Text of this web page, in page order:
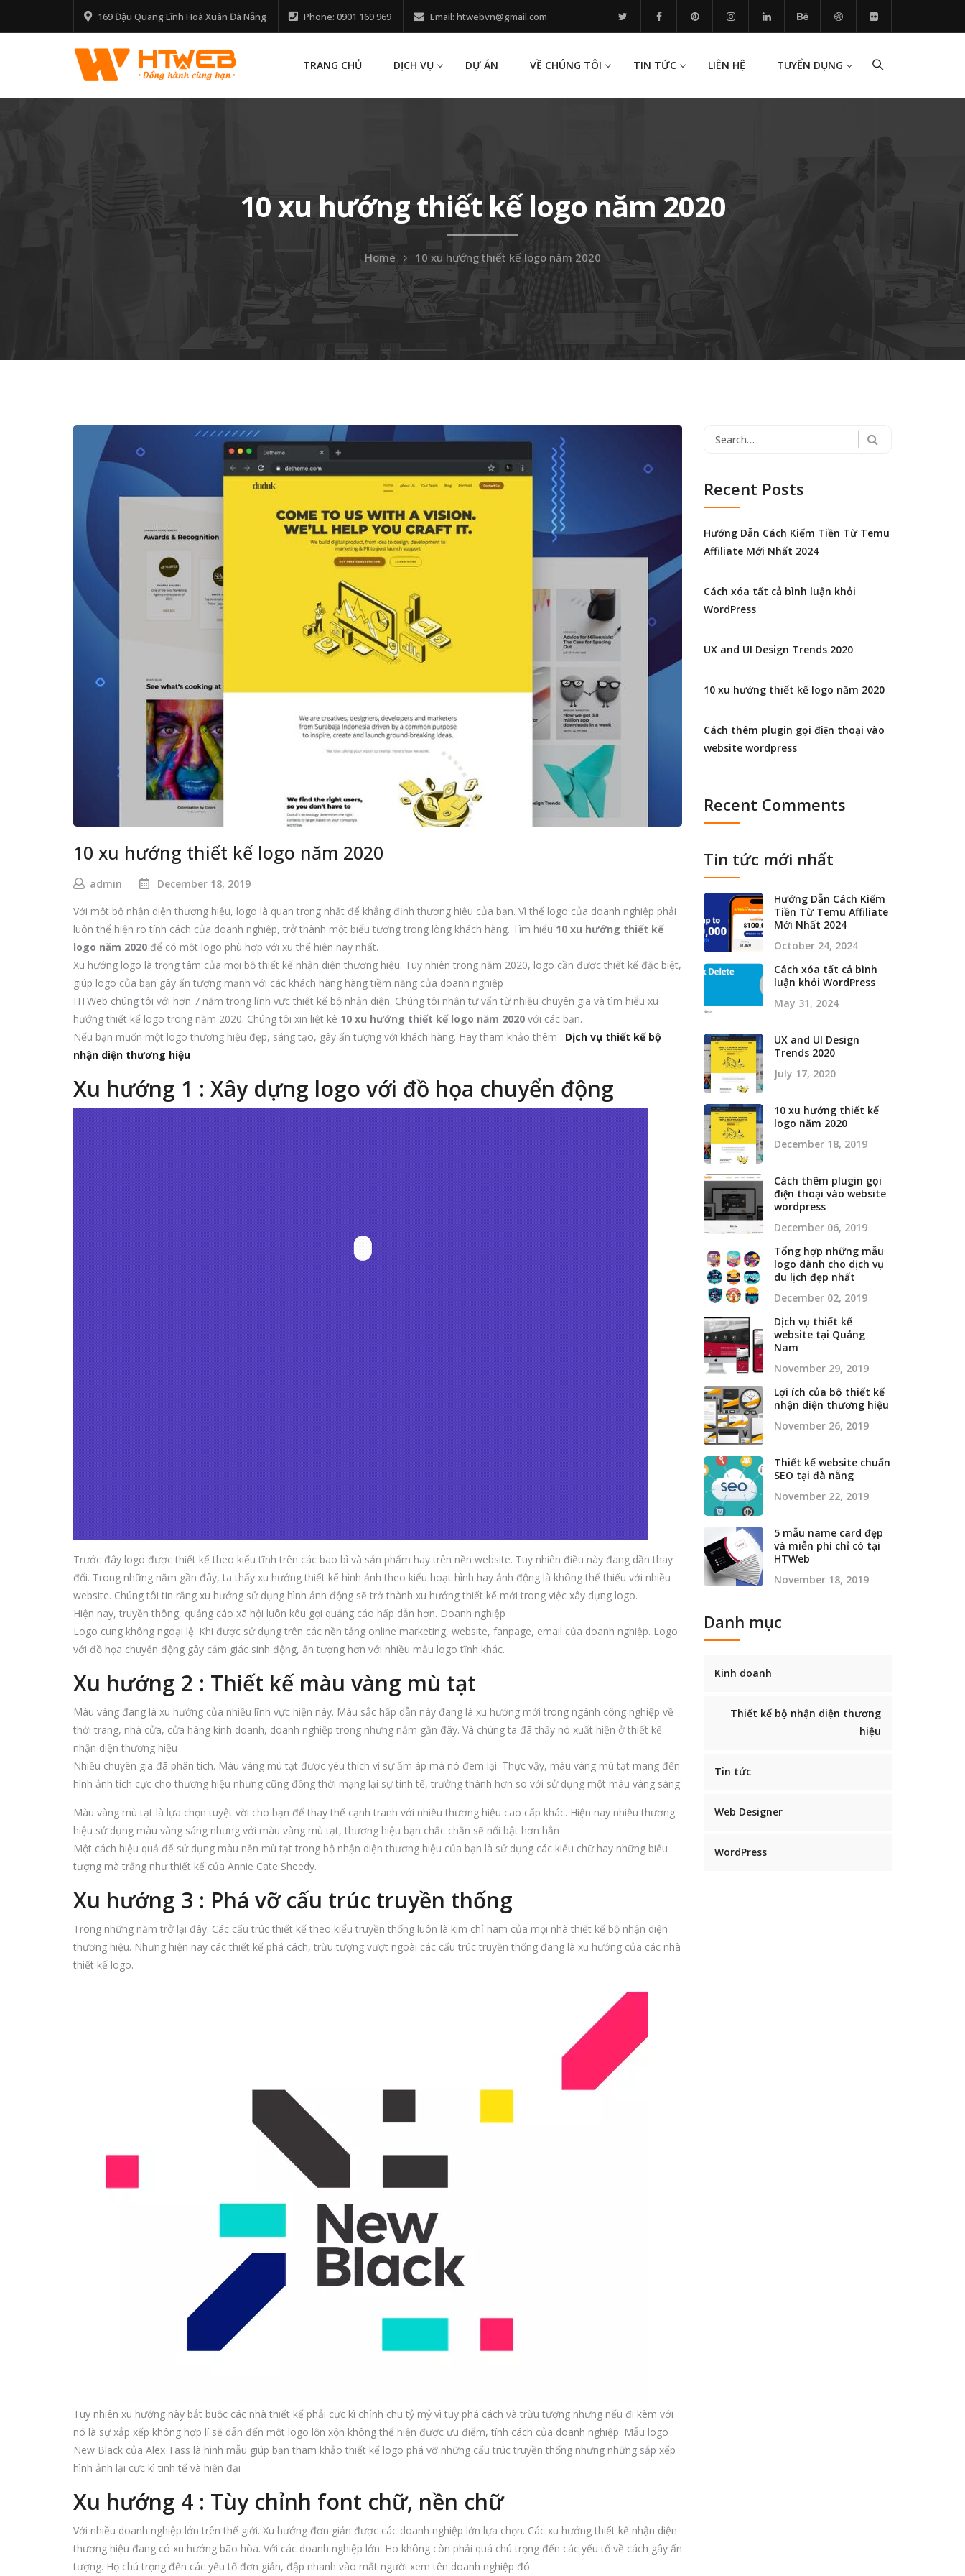
169 Đậu Quang Lĩnh Hoà Xuân Đà Nẵng Phone: 0901 169 969 Email: htwebvn@gmail.com
TRANG CHỦ DỊCH VỤ DỰ ÁN VỀ CHÚNG TÔI TIN TỨC LIÊN HỆ TUYỂN DỤNG
10 xu hướng thiết kế logo năm 2020
Home 10 xu hướng thiết kế logo năm 2020
10 xu hướng thiết kế logo năm 2020
admin
December 18, 2019
Với một bộ nhận diện thương hiệu, logo là quan trọng nhất để khẳng định thương hiệu của bạn. Vì thế logo của doanh nghiệp phải
luôn thể hiện rõ tính cách của doanh nghiệp, trở thành một biểu tượng trong lòng khách hàng. Tìm hiểu 10 xu hướng thiết kế
logo năm 2020 để có một logo phù hợp với xu thế hiện nay nhất.
Xu hướng logo là trọng tâm của mọi bộ thiết kế nhận diện thương hiệu. Tuy nhiên trong năm 2020, logo cần được thiết kế đặc biệt,
giúp logo của bạn gây ấn tượng mạnh với các khách hàng hàng tiềm năng của doanh nghiệp
HTWeb chúng tôi với hơn 7 năm trong lĩnh vực thiết kế bộ nhận diện. Chúng tôi nhận tư vấn từ nhiều chuyên gia và tìm hiểu xu
hướng thiết kế logo trong năm 2020. Chúng tôi xin liệt kê 10 xu hướng thiết kế logo năm 2020 với các bạn.
Nếu bạn muốn một logo thương hiệu đẹp, sáng tạo, gây ấn tượng với khách hàng. Hãy tham khảo thêm : Dịch vụ thiết kế bộ
nhận diện thương hiệu
Xu hướng 1 : Xây dựng logo với đồ họa chuyển động
Trước đây logo được thiết kế theo kiểu tĩnh trên các bao bì và sản phẩm hay trên nền website. Tuy nhiên điều này đang dần thay
đổi. Trong những năm gần đây, ta thấy xu hướng thiết kế hình ảnh theo kiểu hoạt hình hay ảnh động là không thể thiếu với nhiều
website. Chúng tôi tin rằng xu hướng sử dụng hình ảnh động sẽ trở thành xu hướng thiết kế mới trong việc xây dựng logo.
Hiện nay, truyền thông, quảng cáo xã hội luôn kêu gọi quảng cáo hấp dẫn hơn. Doanh nghiệp
Logo cung không ngoại lệ. Khi được sử dụng trên các nền tảng online marketing, website, fanpage, email của doanh nghiệp. Logo
với đồ họa chuyển động gây cảm giác sinh động, ấn tượng hơn với nhiều mẫu logo tĩnh khác.
Xu hướng 2 : Thiết kế màu vàng mù tạt
Màu vàng đang là xu hướng của nhiều lĩnh vực hiện này. Màu sắc hấp dẫn này đang là xu hướng mới trong ngành công nghiệp về
thời trang, nhà cửa, cửa hàng kinh doanh, doanh nghiệp trong nhưng năm gần đây. Và chúng ta đã thấy nó xuất hiện ở thiết kế
nhận diện thương hiệu
Nhiều chuyên gia đã phân tích. Màu vàng mù tạt được yêu thích vì sự ấm áp mà nó đem lại. Thực vậy, màu vàng mù tạt mang đến
hình ảnh tích cực cho thương hiệu nhưng cũng đồng thời mạng lại sự tinh tế, trưởng thành hơn so với sử dụng một màu vàng sáng
Màu vàng mù tạt là lựa chọn tuyệt vời cho bạn để thay thế cạnh tranh với nhiều thương hiệu cao cấp khác. Hiện nay nhiều thương
hiệu sử dụng màu vàng sáng nhưng với màu vàng mù tạt, thương hiệu bạn chắc chắn sẽ nổi bật hơn hẳn
Một cách hiệu quả để sử dụng màu nền mù tạt trong bộ nhận diện thương hiệu của bạn là sử dụng các kiểu chữ hay những biểu
tượng mà trắng như thiết kế của Annie Cate Sheedy.
Xu hướng 3 : Phá vỡ cấu trúc truyền thống
Trong những năm trở lại đây. Các cấu trúc thiết kế theo kiểu truyền thống luôn là kim chỉ nam của mọi nhà thiết kế bộ nhận diện
thương hiệu. Nhưng hiện nay các thiết kế phá cách, trừu tượng vượt ngoài các cấu trúc truyền thống đang là xu hướng của các nhà
thiết kế logo.
Tuy nhiên xu hướng này bắt buộc các nhà thiết kế phải cực kì chỉnh chu tỷ mỷ vì tuy phá cách và trừu tượng nhưng nếu đi kèm với
nó là sự xắp xếp không hợp lí sẽ dẫn đến một logo lộn xộn không thể hiện được ưu điểm, tính cách của doanh nghiệp. Mẫu logo
New Black của Alex Tass là hình mẫu giúp bạn tham khảo thiết kế logo phá vỡ những cấu trúc truyền thống nhưng những sắp xếp
hình ảnh lại cực kì tinh tế và hiện đại
Xu hướng 4 : Tùy chỉnh font chữ, nền chữ
Với nhiều doanh nghiệp lớn trên thế giới. Xu hướng đơn giản được các doanh nghiệp lớn lựa chọn. Các xu hướng thiết kế nhận diện
thương hiệu đang có xu hướng bão hòa. Với các doanh nghiệp lớn. Ho không còn phải quá chú trọng đến các yếu tố về cách gây ấn
tượng. Họ chú trọng đến các yếu tố đơn giản, đập nhanh vào mắt người xem tên doanh nghiệp đó
Search
Recent Posts
Hướng Dẫn Cách Kiếm Tiền Từ Temu
Affiliate Mới Nhất 2024
Cách xóa tất cả bình luận khỏi
WordPress
UX and UI Design Trends 2020
10 xu hướng thiết kế logo năm 2020
Cách thêm plugin gọi điện thoại vào
website wordpress
Recent Comments
Tin tức mới nhất
Hướng Dẫn Cách Kiếm
Tiền Từ Temu Affiliate
Mới Nhất 2024
October 24, 2024
Cách xóa tất cả bình
luận khỏi WordPress
May 31, 2024
UX and UI Design
Trends 2020
July 17, 2020
10 xu hướng thiết kế
logo năm 2020
December 18, 2019
Cách thêm plugin gọi
điện thoại vào website
wordpress
December 06, 2019
Tổng hợp những mẫu
logo dành cho dịch vụ
du lịch đẹp nhất
December 02, 2019
Dịch vụ thiết kế
website tại Quảng
Nam
November 29, 2019
Lợi ích của bộ thiết kế
nhận diện thương hiệu
November 26, 2019
Thiết kế website chuẩn
SEO tại đà nẵng
November 22, 2019
5 mẫu name card đẹp
và miễn phí chỉ có tại
HTWeb
November 18, 2019
Danh mục
Kinh doanh
Thiết kế bộ nhận diện thương
hiệu
Tin tức
Web Designer
WordPress